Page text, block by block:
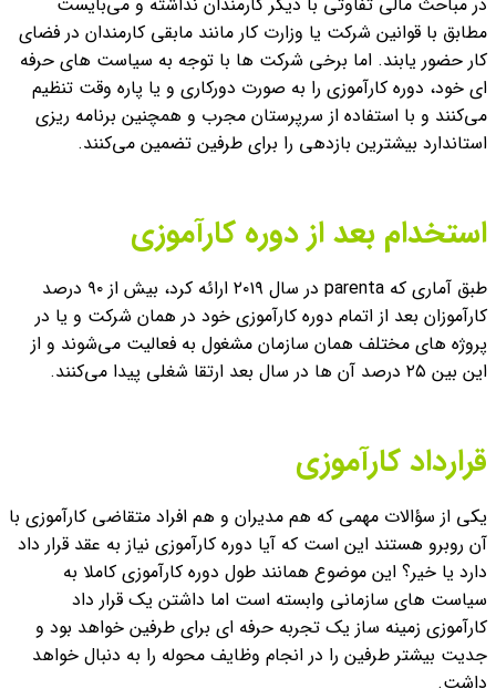
مطابق با قوانین شرکت یا وزارت کار مانند مابقی کارمندان در فضای
کار حضور یابند. اما برخی شرکت ها با توجه به سیاست های حرفه
ای خود، دوره کارآموزی را به صورت دورکاری و یا پاره وقت تنظیم
می‌کنند و با استفاده از سرپرستان مجرب و همچنین برنامه ریزی
استاندارد بیشترین بازدهی را برای طرفین تضمین می‌کنند.
استخدام بعد از دوره کارآموزی
طبق آماری که parenta در سال ۲۰۱۹ ارائه کرد، بیش از ۹۰ درصد
کارآموزان بعد از اتمام دوره کارآموزی خود در همان شرکت و یا در
پروژه های مختلف همان سازمان مشغول به فعالیت می‌شوند و از
این بین ۲۵ درصد آن ها در سال بعد ارتقا شغلی پیدا می‌کنند.
قرارداد کارآموزی
یکی از سؤالات مهمی که هم مدیران و هم افراد متقاضی کارآموزی با
آن روبرو هستند این است که آیا دوره کارآموزی نیاز به عقد قرار داد
دارد یا خیر؟ این موضوع همانند طول دوره کارآموزی کاملا به
سیاست های سازمانی وابسته است اما داشتن یک قرار داد
کارآموزی زمینه ساز یک تجربه حرفه ای برای طرفین خواهد بود و
جدیت بیشتر طرفین را در انجام وظایف محوله را به دنبال خواهد
داشت.